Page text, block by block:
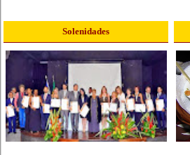
Solenidades